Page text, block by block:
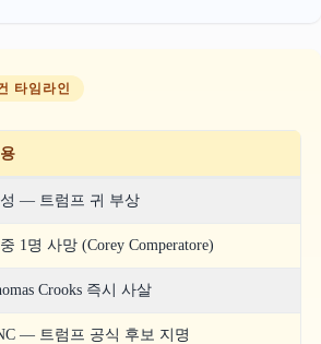
타임라인
— 트럼프 귀 부상
1명 사망 (Corey Comperatore)
Crooks 즉시 사살
— 트럼프 공식 후보 지명